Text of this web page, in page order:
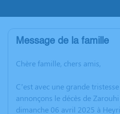
Message de la famille
Chère famille, chers amis,
C’est avec une grande
annonçons le décès de
dimanche 06 avril 2025 à